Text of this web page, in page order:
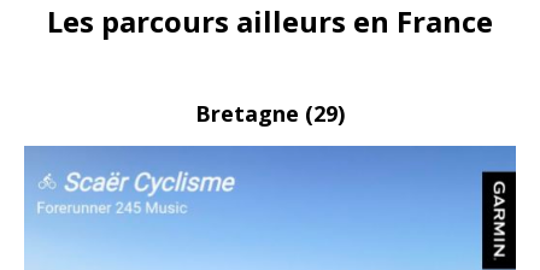
Les parcours ailleurs en France
Bretagne (29)